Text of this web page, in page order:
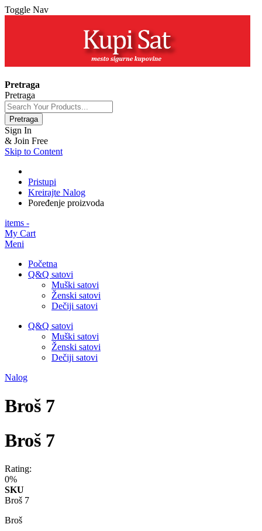
Toggle Nav
Pretraga
Pretraga
Pretraga
Sign In
& Join Free
Skip to Content
Pristupi
Kreirajte Nalog
Poređenje proizvoda
items -
My Cart
Meni
Početna
Q&Q satovi
Muški satovi
Ženski satovi
Dečiji satovi
Q&Q satovi
Muški satovi
Ženski satovi
Dečiji satovi
Nalog
Broš 7
Broš 7
Rating:
0%
SKU
Broš 7
Broš